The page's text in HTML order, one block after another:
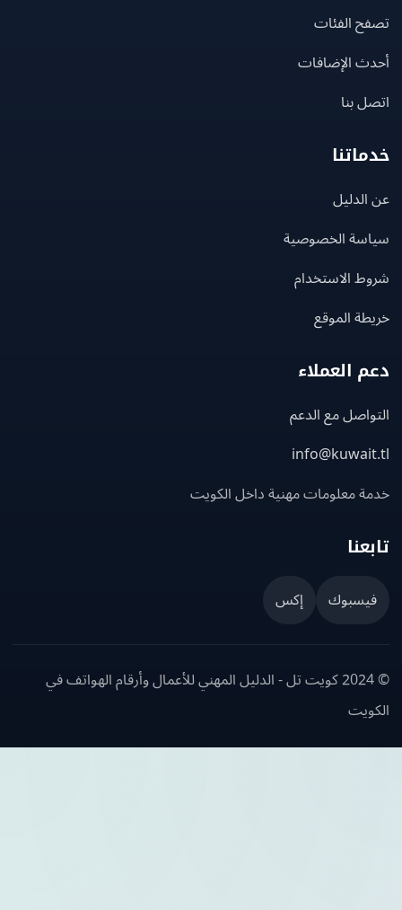
الفئات
الإضافات
بنا
الخصوصية
الاستخدام
الموقع
العملاء
مع الدعم
معلومات مهنية داخل الكويت
إكس
© 2024 كويت تل - الدليل المهني للأعمال وأرقام الهواتف في